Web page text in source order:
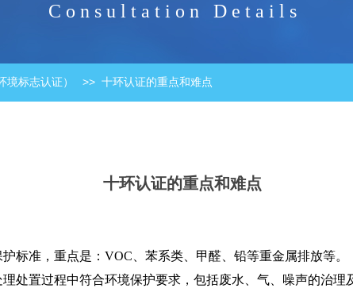
Consultation Details
境标志认证） >> 十环认证的重点和难点
十环认证的重点和难点
标准，重点是：VOC、苯系类、甲醛、铅等重金属排放等。
处置过程中符合环境保护要求，包括废水、气、噪声的治理